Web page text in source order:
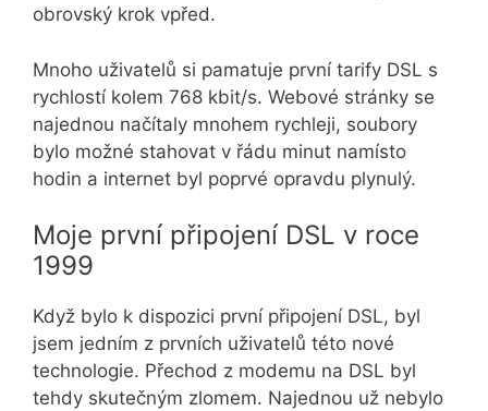
obrovský krok vpřed.
Mnoho uživatelů si pamatuje první tarify DSL s
rychlostí kolem 768 kbit/s. Webové stránky se
najednou načítaly mnohem rychleji, soubory
bylo možné stahovat v řádu minut namísto
hodin a internet byl poprvé opravdu plynulý.
Moje první připojení DSL v roce
1999
Když bylo k dispozici první připojení DSL, byl
jsem jedním z prvních uživatelů této nové
technologie. Přechod z modemu na DSL byl
tehdy skutečným zlomem. Najednou už nebylo